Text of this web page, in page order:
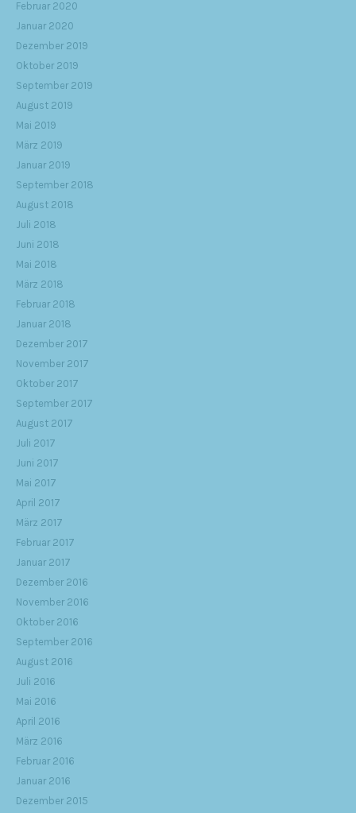
Februar 2020
Januar 2020
Dezember 2019
Oktober 2019
September 2019
August 2019
Mai 2019
März 2019
Januar 2019
September 2018
August 2018
Juli 2018
Juni 2018
Mai 2018
März 2018
Februar 2018
Januar 2018
Dezember 2017
November 2017
Oktober 2017
September 2017
August 2017
Juli 2017
Juni 2017
Mai 2017
April 2017
März 2017
Februar 2017
Januar 2017
Dezember 2016
November 2016
Oktober 2016
September 2016
August 2016
Juli 2016
Mai 2016
April 2016
März 2016
Februar 2016
Januar 2016
Dezember 2015